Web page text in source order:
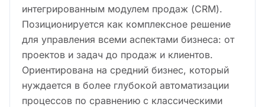
интегрированным модулем продаж (CRM).
Позиционируется как комплексное решение
для управления всеми аспектами бизнеса: от
проектов и задач до продаж и клиентов.
Ориентирована на средний бизнес, который
нуждается в более глубокой автоматизации
процессов по сравнению с классическими